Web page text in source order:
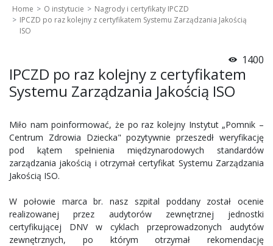
Home O instytucie
Nagrody i certyfikaty IPCZD
IPCZD po raz kolejny z certyfikatem Systemu Zarządzania Jakością
ISO
1400
IPCZD po raz kolejny z certyfikatem
Systemu Zarządzania Jakością ISO
Miło nam poinformować, że po raz kolejny Instytut „Pomnik –
Centrum Zdrowia Dziecka" pozytywnie przeszedł weryfikację
pod kątem spełnienia międzynarodowych standardów
zarządzania jakością i otrzymał certyfikat Systemu Zarządzania
Jakością ISO.
W połowie marca br. nasz szpital poddany został ocenie
realizowanej przez audytorów zewnętrznej jednostki
certyfikującej DNV w cyklach przeprowadzonych audytów
zewnętrznych, po którym otrzymał rekomendację